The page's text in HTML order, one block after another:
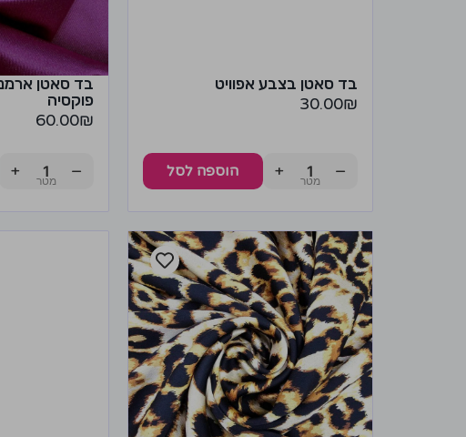
בד סאטן בצבע אפוויט
30.00₪
−
+ הוספה לסל
בד סאטן
פוקסיה
60.00₪
−
+